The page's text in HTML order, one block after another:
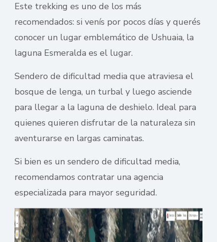
Este trekking es uno de los más
recomendados: si venís por pocos días y querés
conocer un lugar emblemático de Ushuaia, la
laguna Esmeralda es el lugar.
Sendero de dificultad media que atraviesa el
bosque de lenga, un turbal y luego asciende
para llegar a la laguna de deshielo. Ideal para
quienes quieren disfrutar de la naturaleza sin
aventurarse en largas caminatas.
Si bien es un sendero de dificultad media,
recomendamos contratar una agencia
especializada para mayor seguridad.